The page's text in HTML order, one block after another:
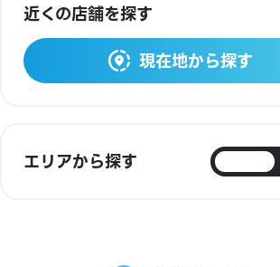
近くの店舗を探す
現在地から探す
エリアから探す